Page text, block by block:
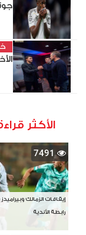
الأكثر
7491
إيقافات الزمالك
رابطة الأندية